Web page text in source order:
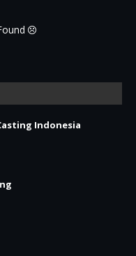
Indonesia